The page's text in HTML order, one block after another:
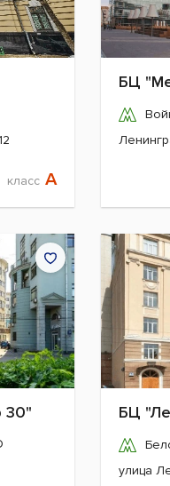
класс A
БЦ
30" БЦ
улица